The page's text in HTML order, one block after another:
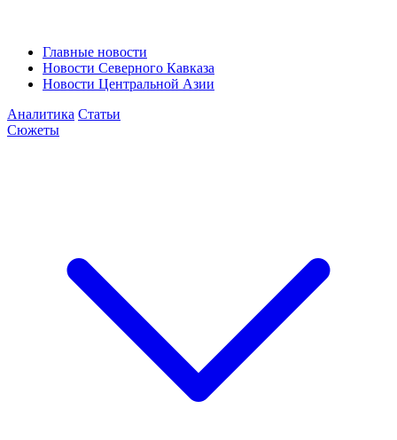
Главные новости
Новости Северного Кавказа
Новости Центральной Азии
Аналитика Статьи
Сюжеты